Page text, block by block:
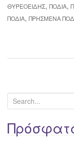
ΘΥΡΕΟΕΙΔΉΣ, ΠΌΔΙΑ,
ΠΌΔΙΑ, ΠΡΗΣΜΈΝΑ
e
a
r